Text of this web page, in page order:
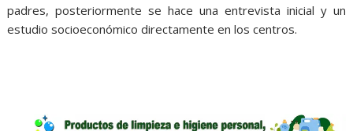
padres, posteriormente se hace una entrevista inicial y un
estudio socioeconómico directamente en los centros.